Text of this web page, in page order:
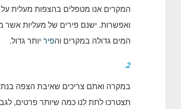
המקרים אנו מטפלים בהצפות מעלית על
המים גדולה במקרים והפיר יותר גדול.
2.
במקרה ואתם צריכים שאיבת הצפה
תצטרכו לתת לנו כמה שיותר פרטים,